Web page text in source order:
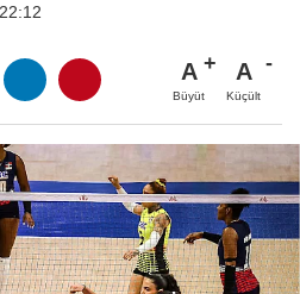
A
Büyüt
A
Küçült